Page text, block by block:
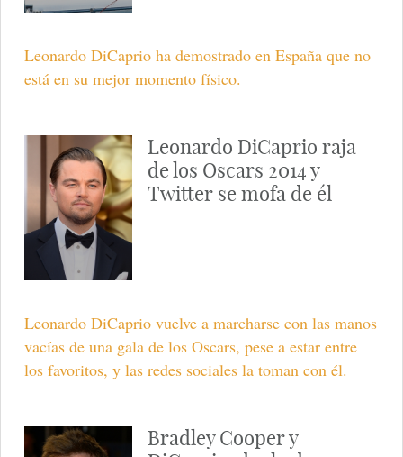
Leonardo DiCaprio ha demostrado en España que no
está en su mejor momento físico.
Leonardo DiCaprio raja
de los Oscars 2014 y
Twitter se mofa de él
Leonardo DiCaprio vuelve a marcharse con las manos
vacías de una gala de los Oscars, pese a estar entre
los favoritos, y las redes sociales la toman con él.
Bradley Cooper y